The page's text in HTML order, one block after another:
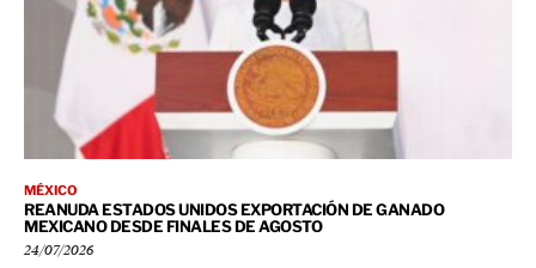
MÉXICO
REANUDA ESTADOS UNIDOS EXPORTACIÓN DE GANADO
MEXICANO DESDE FINALES DE AGOSTO
24/07/2026